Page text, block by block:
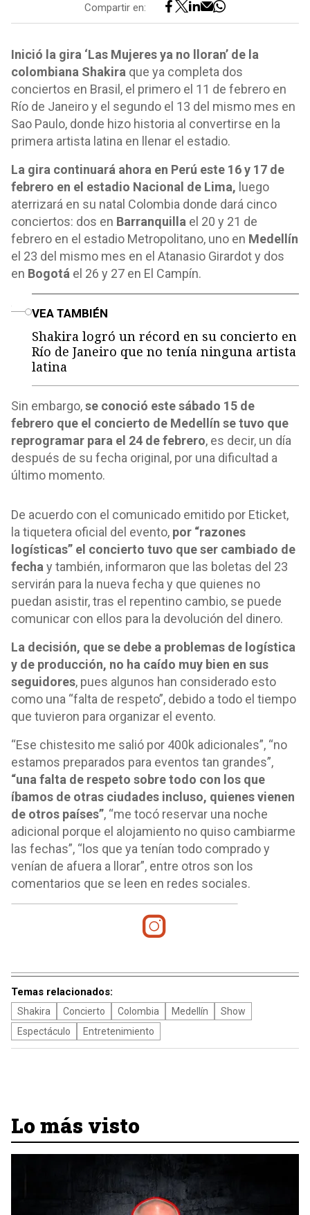
Compartir en:
Inició la gira ‘Las Mujeres ya no lloran’ de la
colombiana Shakira que ya completa dos
conciertos en Brasil, el primero el 11 de febrero en
Río de Janeiro y el segundo el 13 del mismo mes en
Sao Paulo, donde hizo historia al convertirse en la
primera artista latina en llenar el estadio.
La gira continuará ahora en Perú este 16 y 17 de
febrero en el estadio Nacional de Lima, luego
aterrizará en su natal Colombia donde dará cinco
conciertos: dos en Barranquilla el 20 y 21 de
febrero en el estadio Metropolitano, uno en Medellín
el 23 del mismo mes en el Atanasio Girardot y dos
en Bogotá el 26 y 27 en El Campín.
VEA TAMBIÉN
Shakira logró un récord en su concierto en
Río de Janeiro que no tenía ninguna artista
latina
Sin embargo,se conoció este sábado 15 de
febrero que el concierto de Medellín se tuvo que
reprogramar para el 24 de febrero, es decir, un día
después de su fecha original, por una dificultad a
último momento.
De acuerdo con el comunicado emitido por Eticket,
la tiquetera oficial del evento, por “razones
logísticas” el concierto tuvo que ser cambiado de
fecha y también, informaron que las boletas del 23
servirán para la nueva fecha y que quienes no
puedan asistir, tras el repentino cambio, se puede
comunicar con ellos para la devolución del dinero.
La decisión, que se debe a problemas de logística
y de producción, no ha caído muy bien en sus
seguidores, pues algunos han considerado esto
como una “falta de respeto”, debido a todo el tiempo
que tuvieron para organizar el evento.
“Ese chistesito me salió por 400k adicionales”, “no
estamos preparados para eventos tan grandes”,
“una falta de respeto sobre todo con los que
íbamos de otras ciudades incluso, quienes vienen
de otros países”, “me tocó reservar una noche
adicional porque el alojamiento no quiso cambiarme
las fechas”, “los que ya tenían todo comprado y
venían de afuera a llorar”, entre otros son los
comentarios que se leen en redes sociales.
Temas relacionados:
Shakira Concierto Colombia Medellín
Show
Espectáculo
Entretenimiento
Lo más visto